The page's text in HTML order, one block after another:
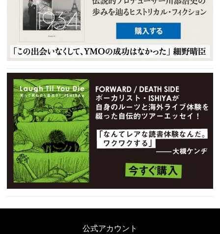
公式アカウント